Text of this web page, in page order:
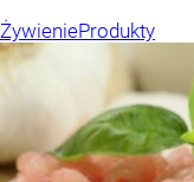
ŻywienieProdukty